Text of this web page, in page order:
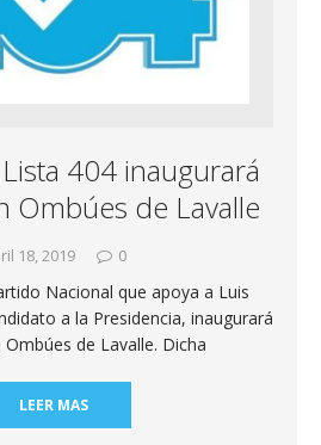
404 inaugurará
Ombúes de Lavalle
18, 2019 0
Nacional que apoya a Luis
a la Presidencia, inaugurará
de Lavalle. Dicha
LEER MAS